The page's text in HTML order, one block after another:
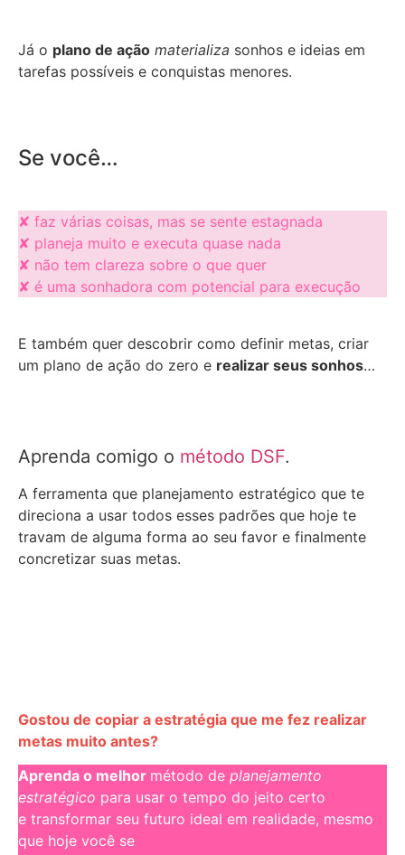
Já o plano de ação materializa sonhos e ideias em
tarefas possíveis e conquistas menores.
Se você…
✘ faz várias coisas, mas se sente estagnada
✘ planeja muito e executa quase nada
✘ não tem clareza sobre o que quer
✘ é uma sonhadora com potencial para execução
E também quer descobrir como definir metas, criar
um plano de ação do zero e realizar seus sonhos…
Aprenda comigo o método DSF.
A ferramenta que planejamento estratégico que te
direciona a usar todos esses padrões que hoje te
travam de alguma forma ao seu favor e finalmente
concretizar suas metas.
Gostou de copiar a estratégia que me fez realizar
metas muito antes?
Aprenda o melhor método de planejamento
estratégico para usar o tempo do jeito certo
e transformar seu futuro ideal em realidade, mesmo
que hoje você se